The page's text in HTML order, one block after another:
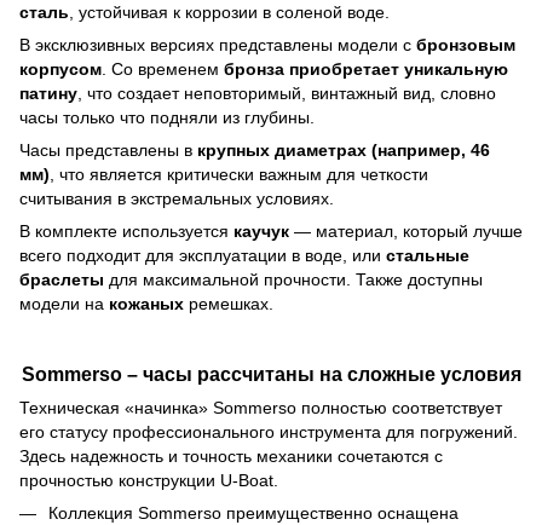
сталь , устойчивая к коррозии в соленой воде.
В эксклюзивных версиях представлены модели с бронзовым
корпусом . Со временем бронза приобретает уникальную
патину , что создает неповторимый, винтажный вид, словно
часы только что подняли из глубины.
Часы представлены в крупных диаметрах (например, 46
мм) , что является критически важным для четкости
считывания в экстремальных условиях.
В комплекте используется каучук — материал, который лучше
всего подходит для эксплуатации в воде, или стальные
браслеты для максимальной прочности. Также доступны
модели на кожаных ремешках.
Sommerso – часы рассчитаны на сложные условия
Техническая «начинка» Sommerso полностью соответствует
его статусу профессионального инструмента для погружений.
Здесь надежность и точность механики сочетаются с
прочностью конструкции U-Boat.
Коллекция Sommerso преимущественно оснащена